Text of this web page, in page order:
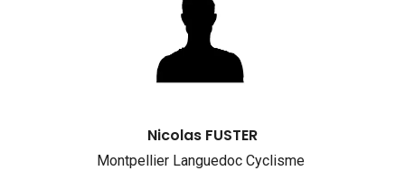
Nicolas FUSTER
Montpellier Languedoc Cyclisme